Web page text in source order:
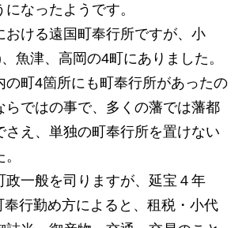
なったようです。
おける遠国町奉行所ですが、小
魚津、高岡の4町にありました。
の町4箇所にも町奉行所があったの
らではの事で、多くの藩では藩都
さえ、単独の町奉行所を置けない
政一般を司りますが、延宝４年
奉行勤め方によると、租税・小代